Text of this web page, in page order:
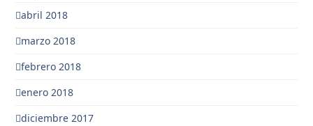
abril 2018
marzo 2018
febrero 2018
enero 2018
diciembre 2017